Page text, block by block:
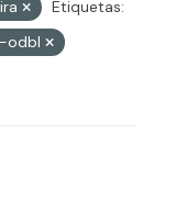
Etiquetas:
odbl